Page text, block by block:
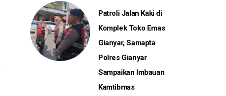
Patroli Jalan Kaki di
Komplek Toko Emas
Gianyar, Samapta
Polres Gianyar
Sampaikan Imbauan
Kamtibmas